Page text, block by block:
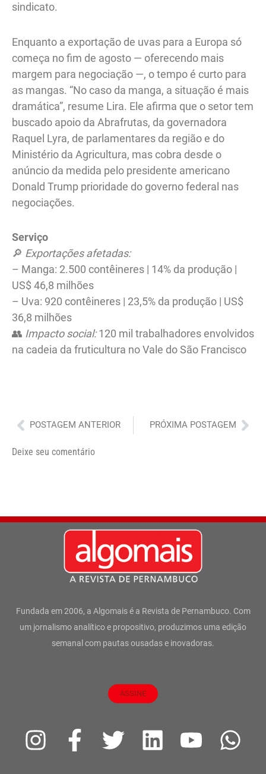
sindicato.
Enquanto a exportação de uvas para a Europa só
começa no fim de agosto — oferecendo mais
margem para negociação —, o tempo é curto para
as mangas. “No caso da manga, a situação é mais
dramática”, resume Lira. Ele afirma que o setor tem
buscado apoio da Abrafrutas, da governadora
Raquel Lyra, de parlamentares da região e do
Ministério da Agricultura, mas cobra desde o
anúncio da medida pelo presidente americano
Donald Trump prioridade do governo federal nas
negociações.
Serviço
🔎 Exportações afetadas:
– Manga: 2.500 contêineres | 14% da produção |
US$ 46,8 milhões
– Uva: 920 contêineres | 23,5% da produção | US$
36,8 milhões
👥 Impacto social:120 mil trabalhadores envolvidos
na cadeia da fruticultura no Vale do São Francisco
Anterior
POSTAGEM ANTERIOR PRÓXIMA POSTAGEM
Deixe seu comentário
Fundada em 2006, a Algomais é a Revista de Pernambuco. Com
um jornalismo analítico e propositivo, produzimos uma edição
semanal com pautas ousadas e inovadoras.
ASSINE
I
F
a
T
L
Y
W